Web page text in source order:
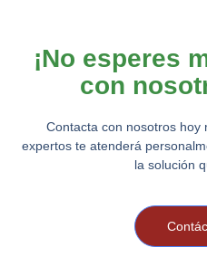
¡No esperes
con
Contacta con nosotros hoy
expertos te atenderá
la solución